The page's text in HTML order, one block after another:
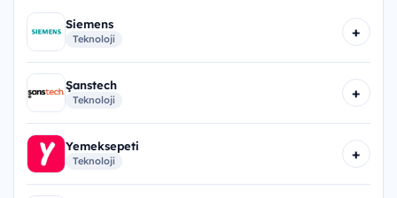
Siemens
Teknoloji +
Şanstech
Teknoloji +
Yemeksepeti
Teknoloji +